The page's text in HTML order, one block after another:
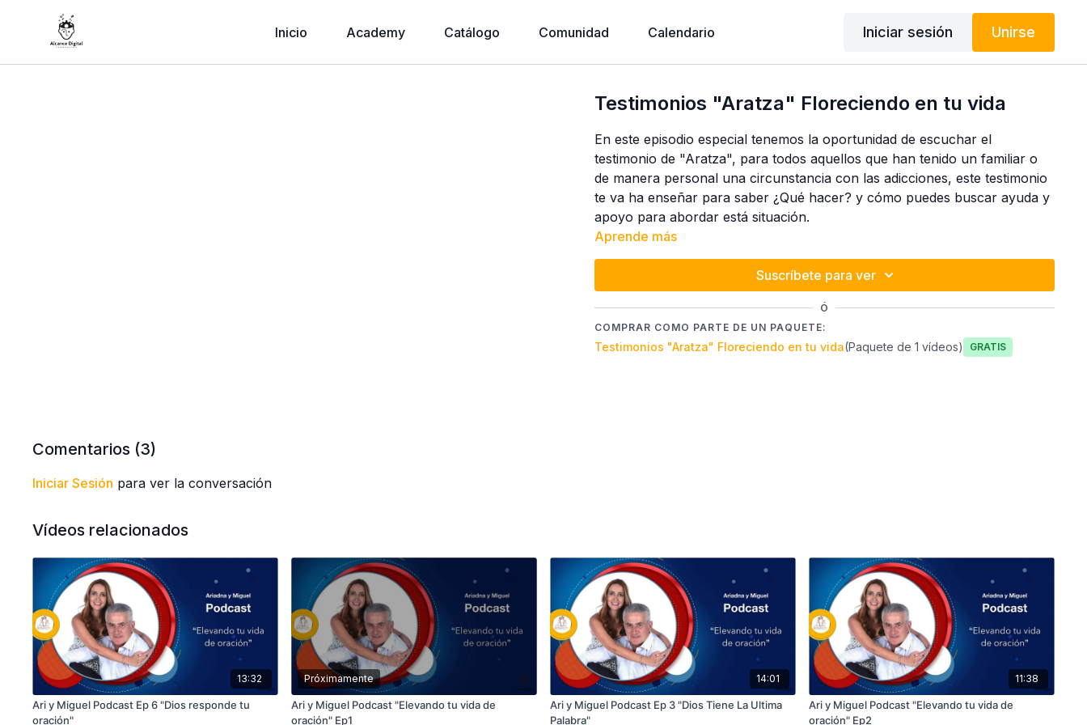
Inicio Academy Catálogo Comunidad Calendario Iniciar sesión Unirse
Testimonios "Aratza" Floreciendo en tu vida
En este episodio especial tenemos la oportunidad de escuchar el
testimonio de "Aratza", para todos aquellos que han tenido un familiar o
de manera personal una circunstancia con las adicciones, este testimonio
te va ha enseñar para saber ¿Qué hacer? y cómo puedes buscar ayuda y
apoyo para abordar está situación.
Aprende más
Suscríbete para ver
Ó
COMPRAR COMO PARTE DE UN PAQUETE:
Testimonios "Aratza" Floreciendo en tu vida(Paquete de 1 vídeos) Gratis
Comentarios (3)
Iniciar Sesión para ver la conversación
Vídeos relacionados
13:32
Ari y Miguel Podcast Ep 6 "Dios responde tu
oración"
Próximamente
Ari y Miguel Podcast "Elevando tu vida de
oración" Ep1
14:01
Ari y Miguel Podcast Ep 3 "Dios Tiene La Ultima
Palabra"
11:38
Ari y Miguel Podcast "Elevando tu vida de
oración" Ep2